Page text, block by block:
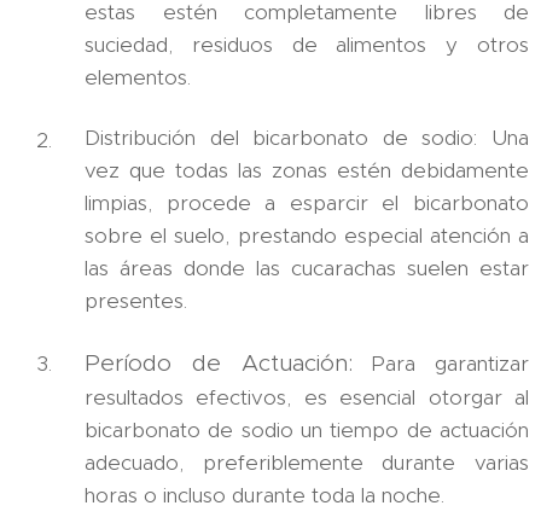
estas estén completamente libres de
suciedad, residuos de alimentos y otros
elementos.
Distribución del bicarbonato de sodio: Una
vez que todas las zonas estén debidamente
limpias, procede a esparcir el bicarbonato
sobre el suelo, prestando especial atención a
las áreas donde las cucarachas suelen estar
presentes.
Período de Actuación: Para garantizar
resultados efectivos, es esencial otorgar al
bicarbonato de sodio un tiempo de actuación
adecuado, preferiblemente durante varias
horas o incluso durante toda la noche.